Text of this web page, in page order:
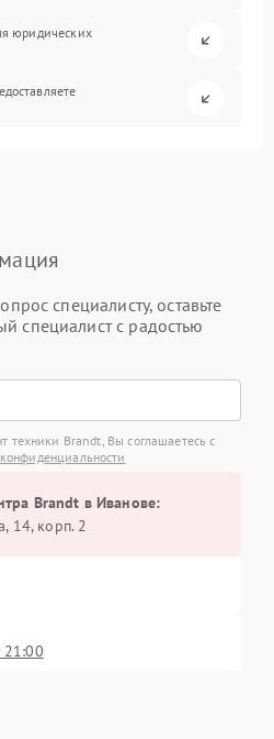
юридических
специалисту, оставьте
специалист с радостью
техники Brandt, Вы соглашаетесь с
Brandt в Иванове:
14, корп. 2
21:00